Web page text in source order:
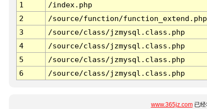
1
/index.php
2
/source/function/function_extend.php
3
/source/class/jzmysql.class.php
4
/source/class/jzmysql.class.php
5
/source/class/jzmysql.class.php
6
/source/class/jzmysql.class.php
www.365jz.com已经